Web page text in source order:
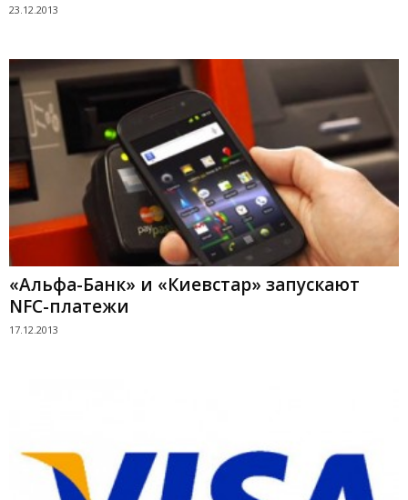
23.12.2013
«Альфа-Банк» и «Киевстар» запускают
NFC-платежи
17.12.2013